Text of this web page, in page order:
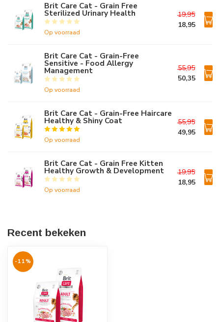
Brit Care Cat - Grain Free
Sterilized Urinary Health
Op voorraad
19,95
18,95
Brit Care Cat - Grain-Free
Sensitive - Food Allergy
Management
Op voorraad
55,95
50,35
Brit Care Cat - Grain-Free Haircare
Healthy & Shiny Coat
Op voorraad
55,95
49,95
Brit Care Cat - Grain Free Kitten
Healthy Growth & Development
Op voorraad
19,95
18,95
Recent bekeken
-11%